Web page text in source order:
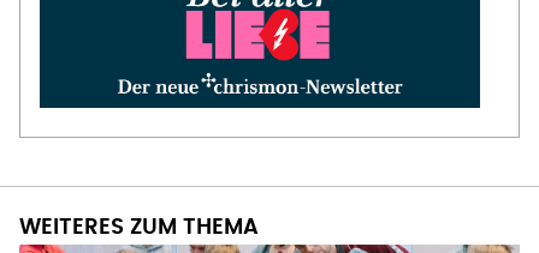
WEITERES ZUM THEMA